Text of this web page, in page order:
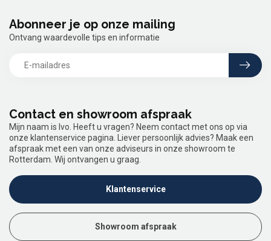
Contact en showroom afspraak
Mijn naam is Ivo. Heeft u vragen? Neem contact met ons op via
onze klantenservice pagina. Liever persoonlijk advies? Maak een
afspraak met een van onze adviseurs in onze showroom te
Rotterdam. Wij ontvangen u graag.
Klantenservice
Showroom afspraak
Abonneer je op onze mailing
Ontvang waardevolle tips en informatie